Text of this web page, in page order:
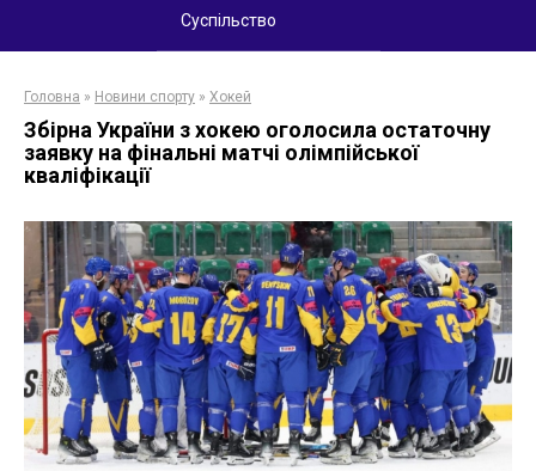
Суспільство
Головна » Новини спорту » Хокей
Збірна України з хокею оголосила остаточну
заявку на фінальні матчі олімпійської
кваліфікації